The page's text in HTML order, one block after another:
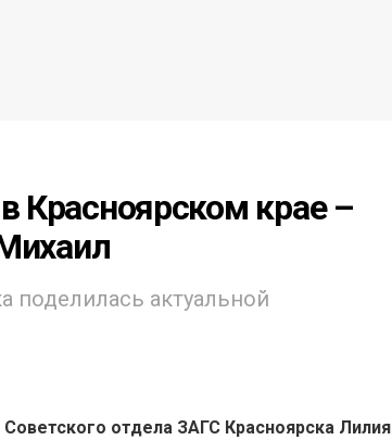
Красноярском крае –
поделилась актуальной
Советского отдела ЗАГС Красноярска Лилия